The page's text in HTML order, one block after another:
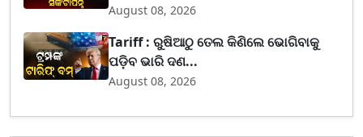
August 08, 2026
Tariff : ରୁଷିଆଠୁ ତେଲ କିଣିଲେ ଭୋଗିବାକୁ
ପଡ଼ିବ ଭାରି ଦଣ...
August 08, 2026